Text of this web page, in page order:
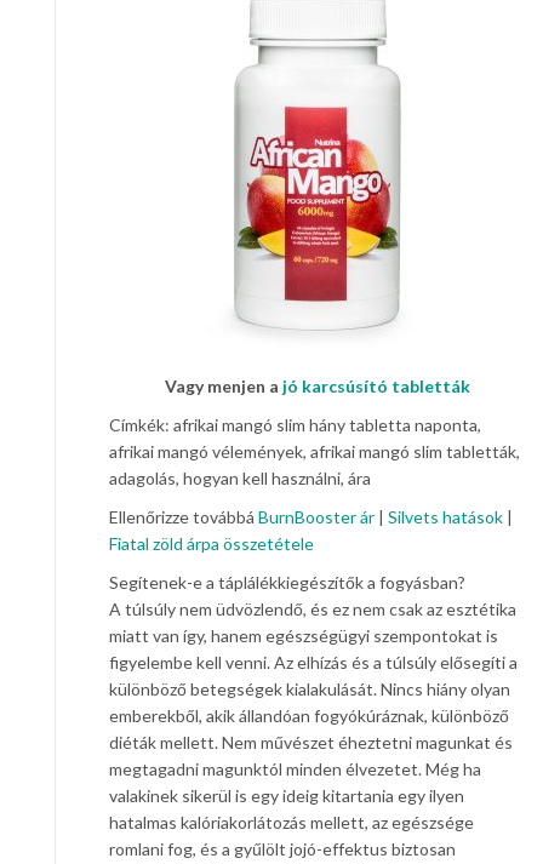
Vagy menjen a jó karcsúsító tabletták
Címkék: afrikai mangó slim hány tabletta naponta,
afrikai mangó vélemények, afrikai mangó slim tabletták,
adagolás, hogyan kell használni, ára
Ellenőrizze továbbá BurnBooster ár | Silvets hatások |
Fiatal zöld árpa összetétele
Segítenek-e a táplálékkiegészítők a fogyásban?
A túlsúly nem üdvözlendő, és ez nem csak az esztétika
miatt van így, hanem egészségügyi szempontokat is
figyelembe kell venni. Az elhízás és a túlsúly elősegíti a
különböző betegségek kialakulását. Nincs hiány olyan
emberekből, akik állandóan fogyókúráznak, különböző
diéták mellett. Nem művészet éheztetni magunkat és
megtagadni magunktól minden élvezetet. Még ha
valakinek sikerül is egy ideig kitartania egy ilyen
hatalmas kalóriakorlátozás mellett, az egészsége
romlani fog, és a gyűlölt jojó-effektus biztosan